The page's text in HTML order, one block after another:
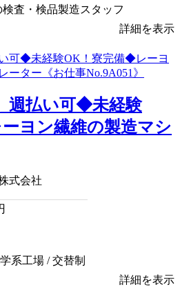
査・検品製造スタッフ
詳細を表示
週払い可◆未経験
ヨン繊維の製造マシ
式会社
系工場 / 交替制
詳細を表示